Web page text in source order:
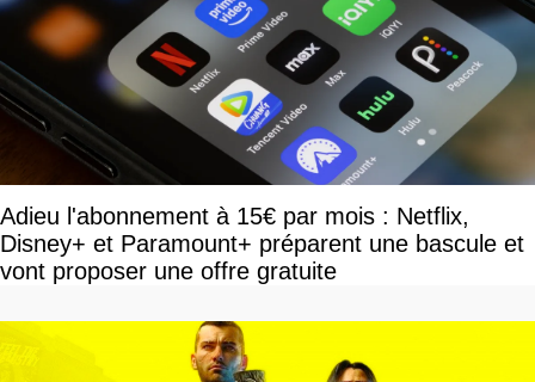
Adieu l'abonnement à 15€ par mois : Netflix,
Disney+ et Paramount+ préparent une bascule et
vont proposer une offre gratuite